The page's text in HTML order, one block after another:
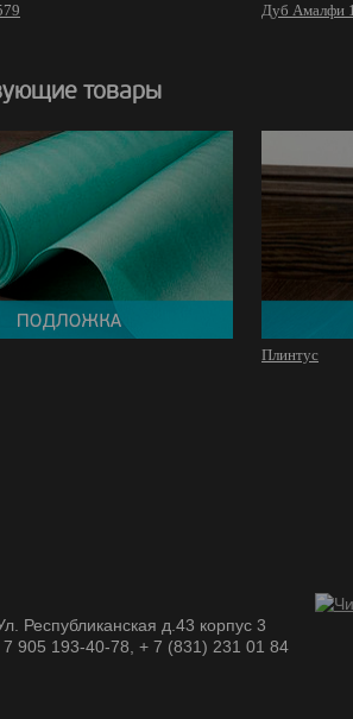
Дуб Амалфи
товары
Плинтус
Республиканская д.43 корпус 3
905 193-40-78, + 7 (831) 231 01 84